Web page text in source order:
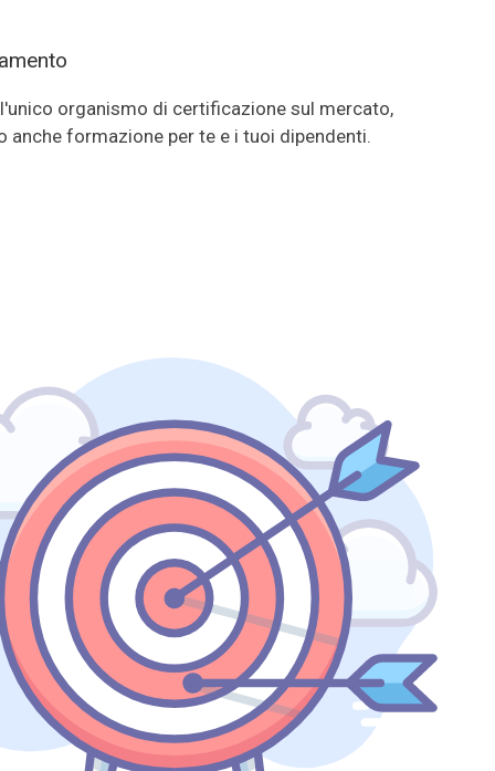
organismo di certificazione sul mercato,
anche formazione per te e i tuoi dipendenti.